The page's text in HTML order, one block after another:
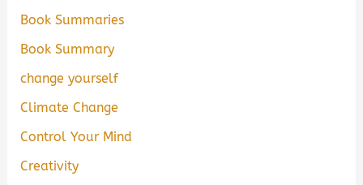
Book Summaries
Book Summary
change yourself
Climate Change
Control Your Mind
Creativity